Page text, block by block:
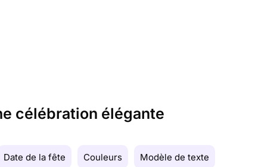
célébration élégante
Date de la fête Couleurs Modèle de texte